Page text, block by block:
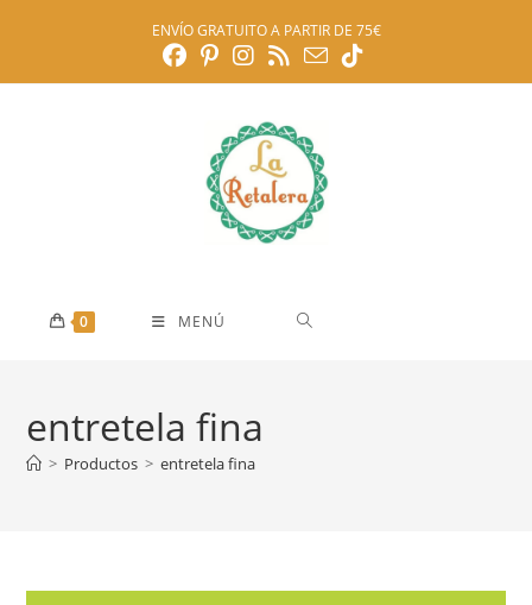
ENVÍO GRATUITO A PARTIR DE 75€
0 MENÚ
entretela fina
> Productos > entretela fina